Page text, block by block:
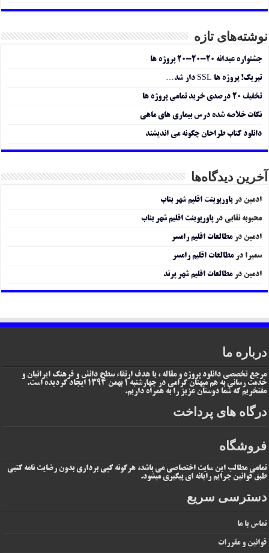
نوشته‌های تازه
جشنواره عیدانه ۲۰-۲۰-۲۰ پروژه ها
تبریک! پروژه ها SSL دار شد…
تخفیف ۲۰ درصدی خرید تمامی پروژه ها
نکات خلاصه شده درس بیماری های ماهی
دانلود کتاب طراحان چگونه می اندیشند
آخرین دیدگاه‌ها
ادمین درپاورپوینت اقلیم شهر بناب
محبوبه نقابی درپاورپوینت اقلیم شهر بناب
ادمین درمطالعات اقلیم رامسر
سمیرا درمطالعات اقلیم رامسر
ادمین درمطالعات اقلیم شهر پرند
درباره ما
مرجع تخصصی دانلود پروژه و مقاله ، با هدف ارتقاء سطح دانش و فرهنگ ایرانیان و
خدمت رسانی به هم میهنان گرامی در چهارشنبه 1 بهمن 1394 ایجاد گردیده است.
مفتخریم که شما دوستان عزیز را به همراه داریم.
درگاه های پرداخت
فروشگاه
تمامی مطالب این سایت اختصاصی می باشد، هرگونه کپی برداری بدون رضایت نامه کتبی
طبق قوانین جرایم رایانه ای پیگیری میشود.
دسترسی سریع
تماس با ما
قوانین و مقررات